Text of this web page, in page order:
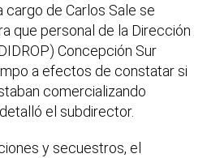
cargo de Carlos Sale se
que personal de la Dirección
Concepción Sur
a efectos de constatar si
comercializando
el subdirector.
y secuestros, el